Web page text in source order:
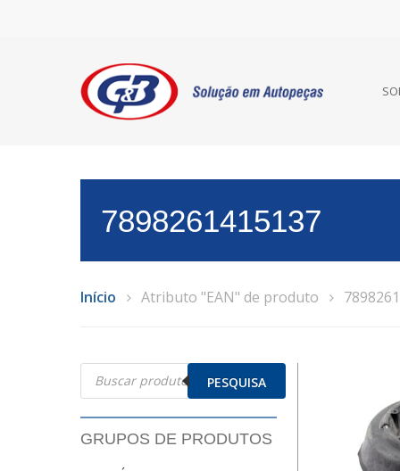
7898261415137
Início Atributo "EAN" de produto
Pesquisar
produtos PESQUISA
GRUPOS DE PRODUTOS